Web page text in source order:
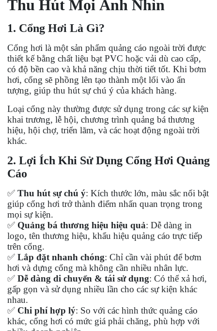
Thu Hút Mọi Ánh Nhìn
1. Cổng Hơi Là Gì?
Cổng hơi là một sản phẩm quảng cáo ngoài trời được
thiết kế bằng chất liệu bạt PVC hoặc vải dù cao cấp,
có độ bền cao và khả năng chịu thời tiết tốt. Khi bơm
hơi, cổng sẽ phồng lên tạo thành một lối vào ấn
tượng, giúp thu hút sự chú ý của khách hàng.
Loại cổng này thường được sử dụng trong các sự kiện
khai trương, lễ hội, chương trình quảng bá thương
hiệu, hội chợ, triển lãm, và các hoạt động ngoài trời
khác.
2. Lợi Ích Khi Sử Dụng Cổng Hơi Quảng
Cáo
✅ Thu hút sự chú ý: Kích thước lớn, màu sắc nổi bật
giúp cổng hơi trở thành điểm nhấn quan trọng trong
mọi sự kiện.
✅ Quảng bá thương hiệu hiệu quả: Dễ dàng in
logo, tên thương hiệu, khẩu hiệu quảng cáo trực tiếp
trên cổng.
✅ Lắp đặt nhanh chóng: Chỉ cần vài phút để bơm
hơi và dựng cổng mà không cần nhiều nhân lực.
✅ Dễ dàng di chuyển & tái sử dụng: Có thể xả hơi,
gấp gọn và sử dụng nhiều lần cho các sự kiện khác
nhau.
✅ Chi phí hợp lý: So với các hình thức quảng cáo
khác, cổng hơi có mức giá phải chăng, phù hợp với